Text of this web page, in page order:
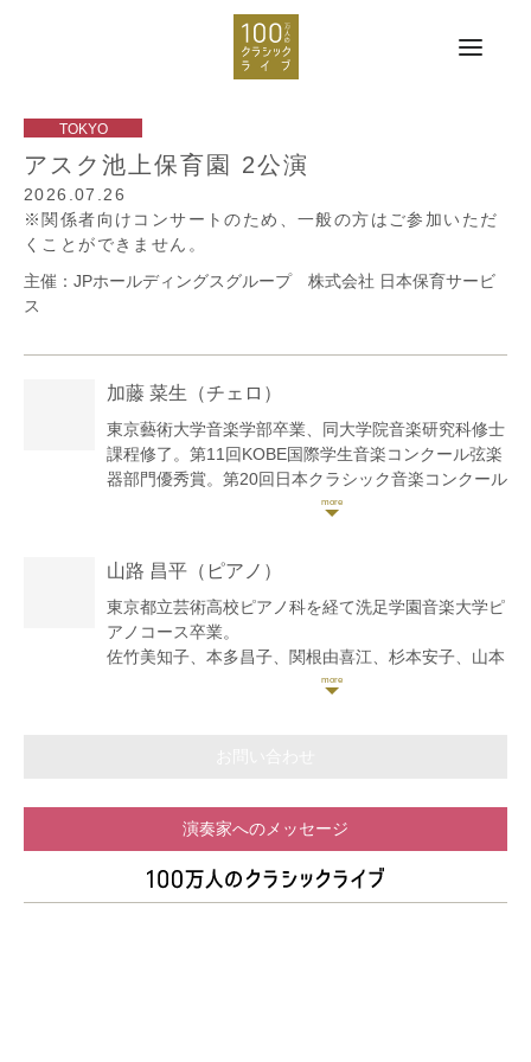
アスク池上保育園 2公演
2026.07.26
※関係者向けコンサートのため、一般の方はご参加いただ
くことができません。
主催：JPホールディングスグループ 株式会社 日本保育サービ
ス
加藤 菜生 （チェロ）
東京藝術大学音楽学部卒業、同大学院音楽研究科修士
課程修了。第11回KOBE国際学生音楽コンクール弦楽
器部門優秀賞。第20回日本クラシック音楽コンクール
弦楽器部門全国大会第2位。第4回コンコルソムジカア
ァン新人オーディション優秀賞受賞。
山路 昌平 （ピアノ）
東京都立芸術高校ピアノ科を経て洗足学園音楽大学ピ
アノコース卒業。
佐竹美知子、本多昌子、関根由喜江、杉本安子、山本
現在ピアノ教室「ソナーレの会」で指導。横浜こども
専門学校非常勤講師。
ブログコンサート予定
https://ameblo.jp/9314yamajisyouhei/
クラシックyoutubeチャンネル「さんチャンネル」
演奏家へのメッセージ